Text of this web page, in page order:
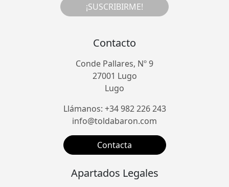
¡SUSCRIBIRME!
Contacto
Conde Pallares, Nº 9
27001 Lugo
Lugo
Llámanos: +34 982 226 243
info@toldabaron.com
Contacta
Apartados Legales